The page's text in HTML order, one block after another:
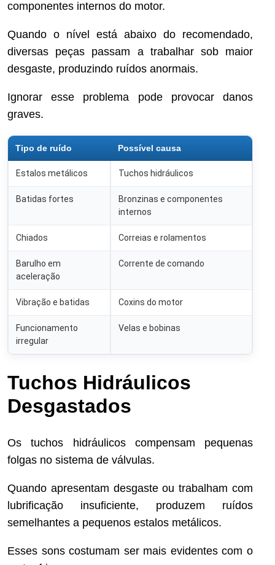
componentes internos do motor.
Quando o nível está abaixo do recomendado,
diversas peças passam a trabalhar sob maior
desgaste, produzindo ruídos anormais.
Ignorar esse problema pode provocar danos
graves.
Tipo de ruído Possível causa
Estalos metálicos Tuchos hidráulicos
Batidas fortes
Bronzinas e componentes
internos
Chiados Correias e rolamentos
Barulho em
aceleração
Corrente de comando
Vibração e batidas Coxins do motor
Funcionamento
irregular
Velas e bobinas
Tuchos Hidráulicos
Desgastados
Os tuchos hidráulicos compensam pequenas
folgas no sistema de válvulas.
Quando apresentam desgaste ou trabalham com
lubrificação insuficiente, produzem ruídos
semelhantes a pequenos estalos metálicos.
Esses sons costumam ser mais evidentes com o